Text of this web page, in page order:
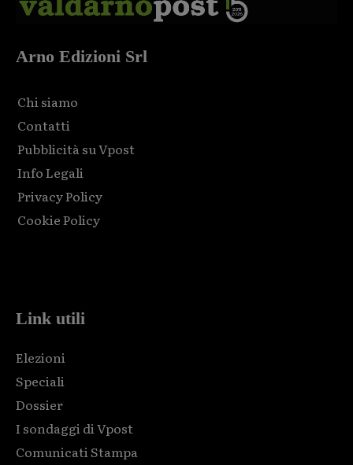
Arno Edizioni Srl
Chi siamo
Contatti
Pubblicità su Vpost
Info Legali
Privacy Policy
Cookie Policy
Link utili
Elezioni
Speciali
Dossier
I sondaggi di Vpost
Comunicati Stampa